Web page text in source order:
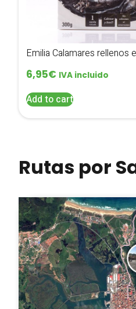
Emilia Calamares rellenos
6,95€ IVA incluido
Add to cart
Rutas por